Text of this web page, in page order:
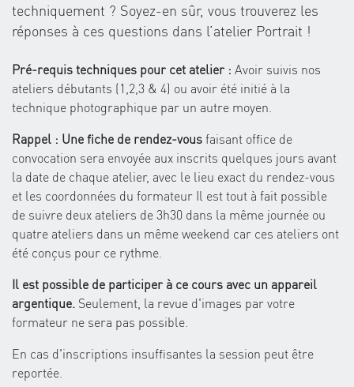
techniquement ? Soyez-en sûr, vous trouverez les
réponses à ces questions dans l’atelier Portrait !
Pré-requis techniques pour cet atelier : Avoir suivis nos
ateliers débutants (1,2,3 & 4) ou avoir été initié à la
technique photographique par un autre moyen.
Rappel : Une fiche de rendez-vousfaisant office de
convocation sera envoyée aux inscrits quelques jours avant
la date de chaque atelier, avec le lieu exact du rendez-vous
et les coordonnées du formateur Il est tout à fait possible
de suivre deux ateliers de 3h30 dans la même journée ou
quatre ateliers dans un même weekend car ces ateliers ont
été conçus pour ce rythme.
Il est possible de participer à ce cours avec un appareil
argentique. Seulement, la revue d'images par votre
formateur ne sera pas possible.
En cas d'inscriptions insuffisantes la session peut être
reportée.